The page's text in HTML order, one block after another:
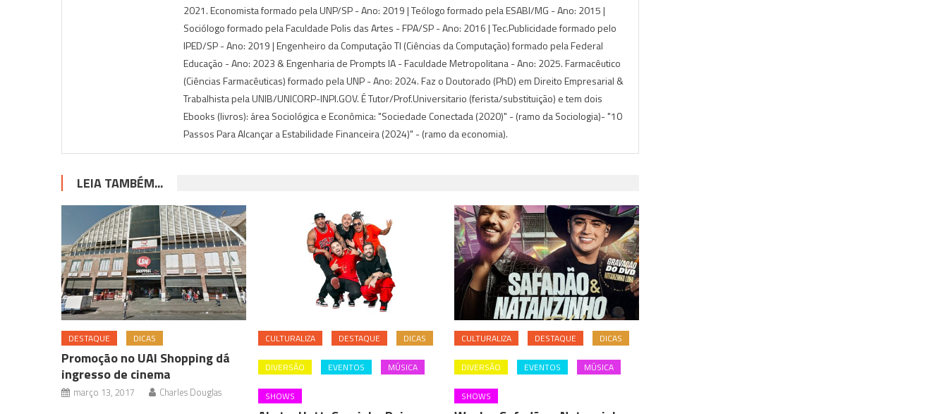
2021. Economista formado pela UNP/SP - Ano: 2019 | Teólogo formado pela ESABI/MG - Ano: 2015 |
Sociólogo formado pela Faculdade Polis das Artes - FPA/SP - Ano: 2016 | Tec.Publicidade formado pelo
IPED/SP - Ano: 2019 | Engenheiro da Computação TI (Ciências da Computação) formado pela Federal
Educação - Ano: 2023 & Engenharia de Prompts IA - Faculdade Metropolitana - Ano: 2025. Farmacêutico
(Ciências Farmacêuticas) formado pela UNP - Ano: 2024. Faz o Doutorado (PhD) em Direito Empresarial &
Trabalhista pela UNIB/UNICORP-INPI.GOV. É Tutor/Prof.Universitario (ferista/substituição) e tem dois
Ebooks (livros): área Sociológica e Econômica: "Sociedade Conectada (2020)" - (ramo da Sociologia)- "10
Passos Para Alcançar a Estabilidade Financeira (2024)" - (ramo da economia).
LEIA TAMBÉM...
DESTAQUE DICAS
Promoção no UAI Shopping dá
ingresso de cinema
março 13, 2017 Charles Douglas
CULTURALIZA DESTAQUE DICAS
DIVERSÃO EVENTOS MÚSICA
SHOWS
CULTURALIZA DESTAQUE DICAS
DIVERSÃO EVENTOS MÚSICA
SHOWS